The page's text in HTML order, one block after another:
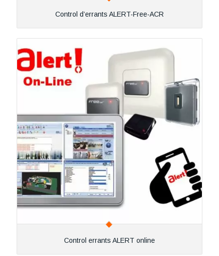
Control d’errants ALERT-Free-ACR
Control errants ALERT online